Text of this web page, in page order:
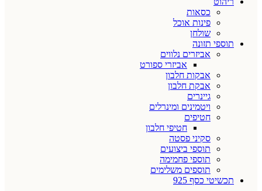
כסאות
פינות אוכל
שולחן
תוספי תזונה
אביזרים נלווים
אביזרי ספורט
אבקות חלבון
אבקת חלבון
גיינרים
ויטמינים ומינרלים
חטיפים
חטיפי חלבון
סקיני פסטה
תוספי ביצועים
תוספי פחמימה
תוספים משלימים
תכשיטי כסף 925